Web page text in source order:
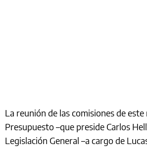
La reunión de las comisiones de este
Presupuesto –que preside Carlos
Legislación General –a cargo de